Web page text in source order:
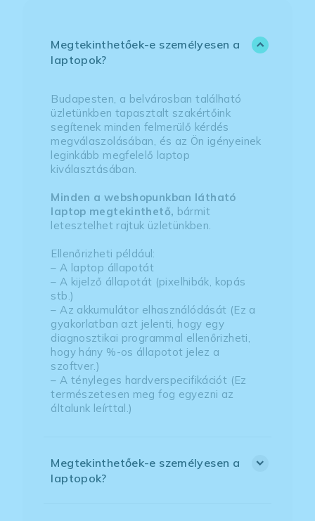
Megtekinthetőek-e személyesen a
laptopok?
Budapesten, a belvárosban található
üzletünkben tapasztalt szakértőink
segítenek minden felmerülő kérdés
megválaszolásában, és az Ön igényeinek
leginkább megfelelő laptop
kiválasztásában.
Minden a webshopunkban látható
laptop megtekinthető, bármit
letesztelhet rajtuk üzletünkben.
Ellenőrizheti például:
– A laptop állapotát
– A kijelző állapotát (pixelhibák, kopás
stb.)
– Az akkumulátor elhasználódását (Ez a
gyakorlatban azt jelenti, hogy egy
diagnosztikai programmal ellenőrizheti,
hogy hány %-os állapotot jelez a
szoftver.)
– A tényleges hardverspecifikációt (Ez
természetesen meg fog egyezni az
általunk leírttal.)
Megtekinthetőek-e személyesen a
laptopok?